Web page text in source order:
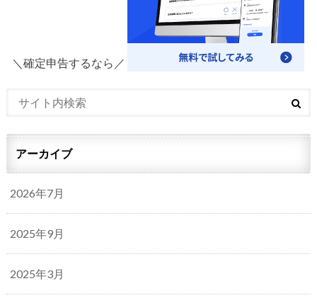
＼確定申告するなら／
アーカイブ
2026年7月
2025年9月
2025年3月